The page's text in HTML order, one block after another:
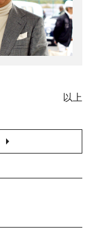
以上